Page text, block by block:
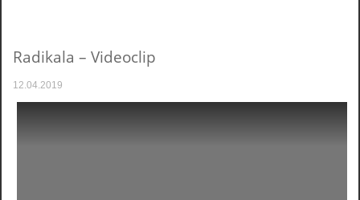
Radikala – Videoclip
12.04.2019